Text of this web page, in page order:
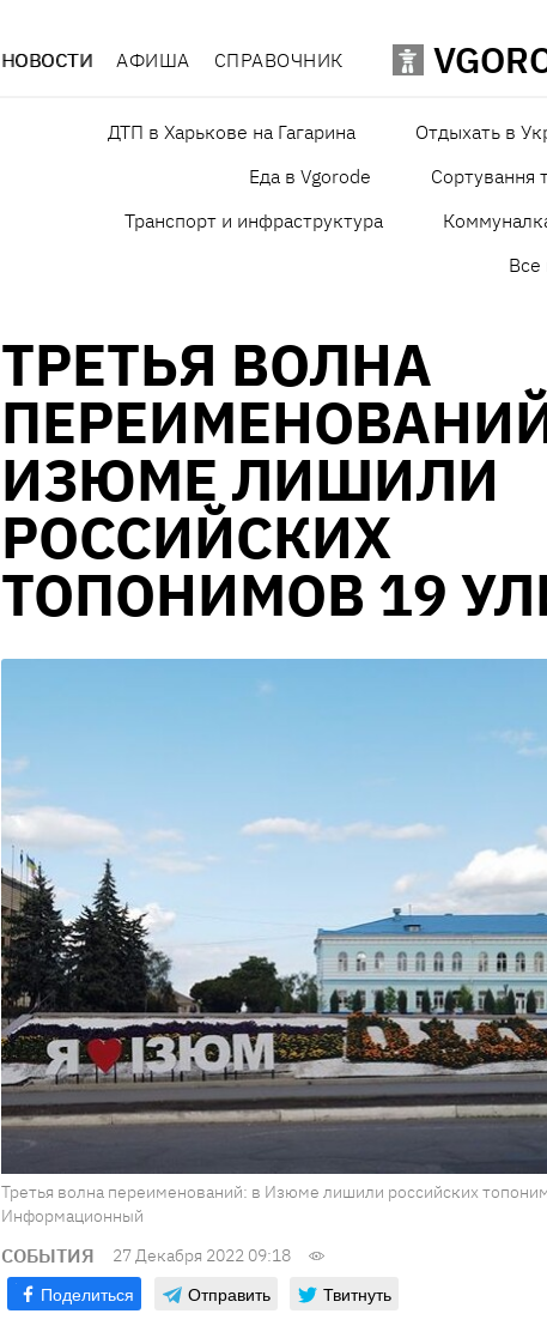
НОВОСТИ АФИША СПРАВОЧНИК
ДТП в Харькове на Гагарина Отдыхать в
Еда в Vgorode
Сортування
Транспорт и инфраструктура
Все
ТРЕТЬЯ ВОЛНА
ИЗЮМЕ ЛИШИЛИ
РОССИЙСКИХ
ТОПОНИМОВ 19
Третья волна переименований: в Изюме лишили российских
Информационный
СОБЫТИЯ 27 Декабря 2022 09:18
Поделиться Отправить Твитнуть